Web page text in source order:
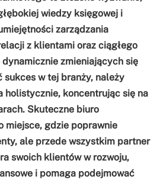
wiedzy księgowej i
zarządzania
z klientami oraz ciągłego
zmieniających się
sukces w tej branży, należy
holistycznie, koncentrując się na
Skuteczne biuro
miejsce, gdzie poprawnie
ale przede wszystkim partner
swoich klientów w rozwoju,
i pomaga podejmować